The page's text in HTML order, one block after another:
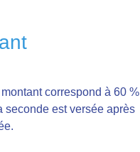
correspond à 60 %
seconde est versée après